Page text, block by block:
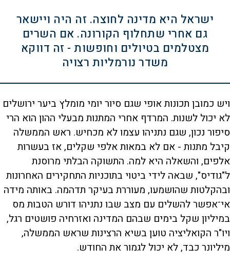
ישראל היא מדינה לחוצה. זה היה ויישאר
גם אחרי שתחלוף הקורונה. אם השרים
מצטלמים בטיולים וחופשות - זה דווקא
משדר נורמליות רצויה
ויש כמובן תכונות אופי שגם סיור יומי מומלץ ביער ירושלים
לא יכול לשנות. המרדף אחרי המתנות מבעלי ההון הוא הרי
סיפור נכון, שגם נתניהו עצמו לא מכחיש. ראש הממשלה
קיבל מתנות - אם לא במאות אלפי שקלים, אז בעשרות
אלפים, והשאלה היא למה. התשוקה הבלתי מרוסנת
ל"גודיס", שבאה לידי ביטוי בתוכניות התחקירים האחרונות
ובהקלטות שהושמעו, מעוררת בעיקר תדהמה. באותה מידה
אי־אפשר להשלים עם מצב שבו נתניהו דורש הטבות מס
במיליון שקל בימים שבהם המדינה ואזרחיה פושטים רגל,
ויו"ר הקואליציה טוען בשיא הרצינות שראש הממשלה,
מיליונר כבד, לא יכול לגמור את החודש.